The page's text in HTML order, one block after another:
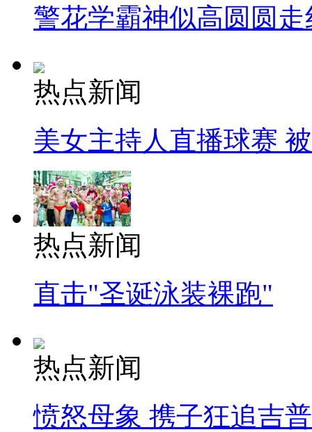
警花学霸神似高圆圆走
热点新闻
美女主持人直播球赛
热点新闻
直击"圣诞泳装裸跑"
热点新闻
愤怒母象 携子狂追吉